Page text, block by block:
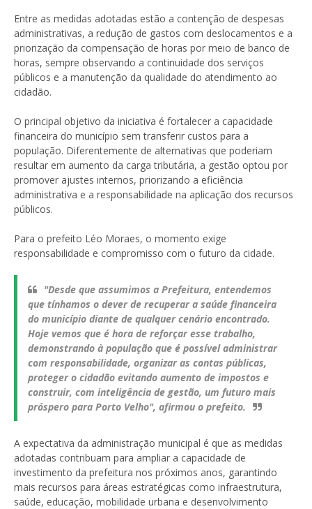
Entre as medidas adotadas estão a contenção de despesas
administrativas, a redução de gastos com deslocamentos e a
priorização da compensação de horas por meio de banco de
horas, sempre observando a continuidade dos serviços
públicos e a manutenção da qualidade do atendimento ao
cidadão.
O principal objetivo da iniciativa é fortalecer a capacidade
financeira do município sem transferir custos para a
população. Diferentemente de alternativas que poderiam
resultar em aumento da carga tributária, a gestão optou por
promover ajustes internos, priorizando a eficiência
administrativa e a responsabilidade na aplicação dos recursos
públicos.
Para o prefeito Léo Moraes, o momento exige
responsabilidade e compromisso com o futuro da cidade.
"Desde que assumimos a Prefeitura, entendemos
que tínhamos o dever de recuperar a saúde financeira
do município diante de qualquer cenário encontrado.
Hoje vemos que é hora de reforçar esse trabalho,
demonstrando à população que é possível administrar
com responsabilidade, organizar as contas públicas,
proteger o cidadão evitando aumento de impostos e
construir, com inteligência de gestão, um futuro mais
próspero para Porto Velho", afirmou o prefeito.
A expectativa da administração municipal é que as medidas
adotadas contribuam para ampliar a capacidade de
investimento da prefeitura nos próximos anos, garantindo
mais recursos para áreas estratégicas como infraestrutura,
saúde, educação, mobilidade urbana e desenvolvimento